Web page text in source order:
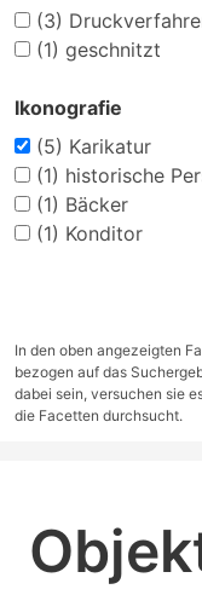
(3)
(1) geschnitzt
Ikonografie
(5) Karikatur
(1) historische
(1) Bäcker
(1) Konditor
In den oben angezeigten
bezogen auf das
dabei sein, versuchen sie
die Facetten durchsucht.